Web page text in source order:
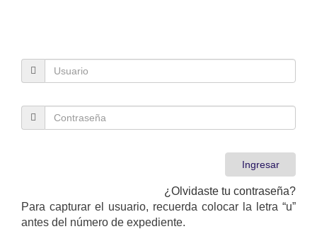
¿Olvidaste tu contraseña?
Para capturar el usuario, recuerda colocar la letra “u”
antes del número de expediente.